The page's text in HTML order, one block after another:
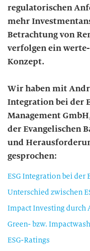
regulatorischen
mehr
Betrachtung von
verfolgen ein
Konzept.
Wir haben mit
Integration bei der
Management
der Evangelischen
und
gesprochen:
ESG Integration bei der
Unterschied zwischen
Impact Investing durch
Green- bzw.
ESG-Ratings